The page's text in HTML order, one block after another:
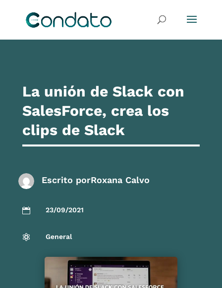
La unión de Slack con
SalesForce, crea los
clips de Slack
Escrito porRoxana Calvo
 23/09/2021
 General